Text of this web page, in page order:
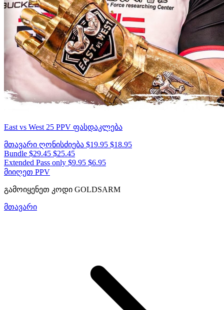
East vs West 25 PPV ფასდაკლება
მთავარი ღონისძიება $19.95 $18.95
Bundle $29.45 $25.45
Extended Pass only $9.95 $6.95
მიიღეთ PPV
გამოიყენეთ კოდი GOLDSARM
მთავარი